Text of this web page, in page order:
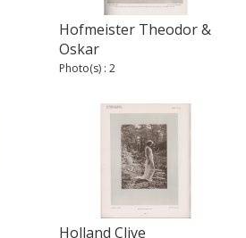
Hofmeister Theodor &
Oskar
Photo(s) : 2
Holland Clive